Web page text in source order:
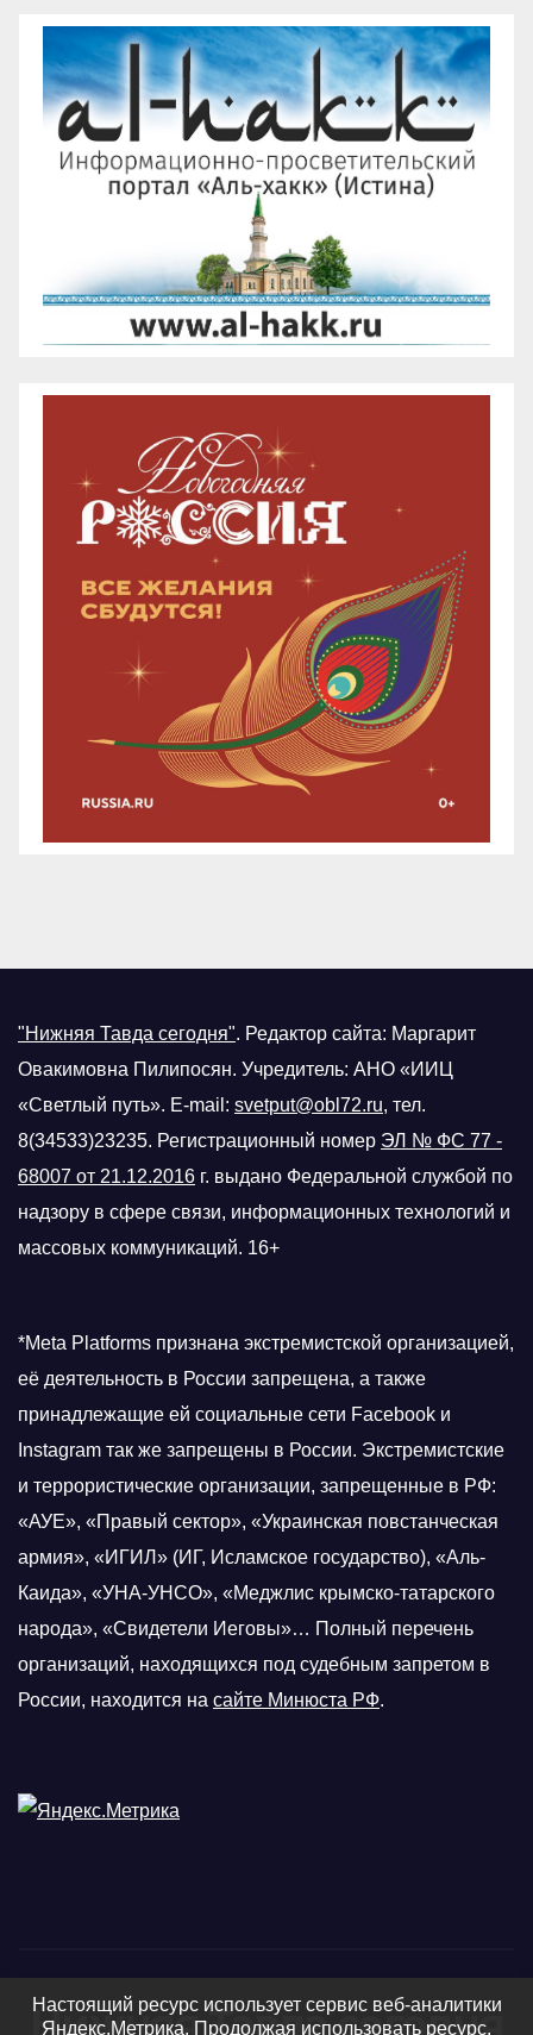
"Нижняя Тавда сегодня". Редактор сайта: Маргарит
Овакимовна Пилипосян. Учредитель: АНО «ИИЦ
«Светлый путь». E-mail: svetput@obl72.ru, тел.
8(34533)23235. Регистрационный номер ЭЛ № ФС 77 -
68007 от 21.12.2016 г. выдано Федеральной службой по
надзору в сфере связи, информационных технологий и
массовых коммуникаций. 16+
*Meta Platforms признана экстремистской организацией,
её деятельность в России запрещена, а также
принадлежащие ей социальные сети Facebook и
Instagram так же запрещены в России. Экстремистские
и террористические организации, запрещенные в РФ:
«АУЕ», «Правый сектор», «Украинская повстанческая
армия», «ИГИЛ» (ИГ, Исламское государство), «Аль-
Каида», «УНА-УНСО», «Меджлис крымско-татарского
народа», «Свидетели Иеговы»… Полный перечень
организаций, находящихся под судебным запретом в
России, находится на сайте Минюста РФ.
Нижняя Тавда сегодня
Настоящий ресурс использует сервис веб-аналитики
Яндекс.Метрика. Продолжая использовать ресурс,